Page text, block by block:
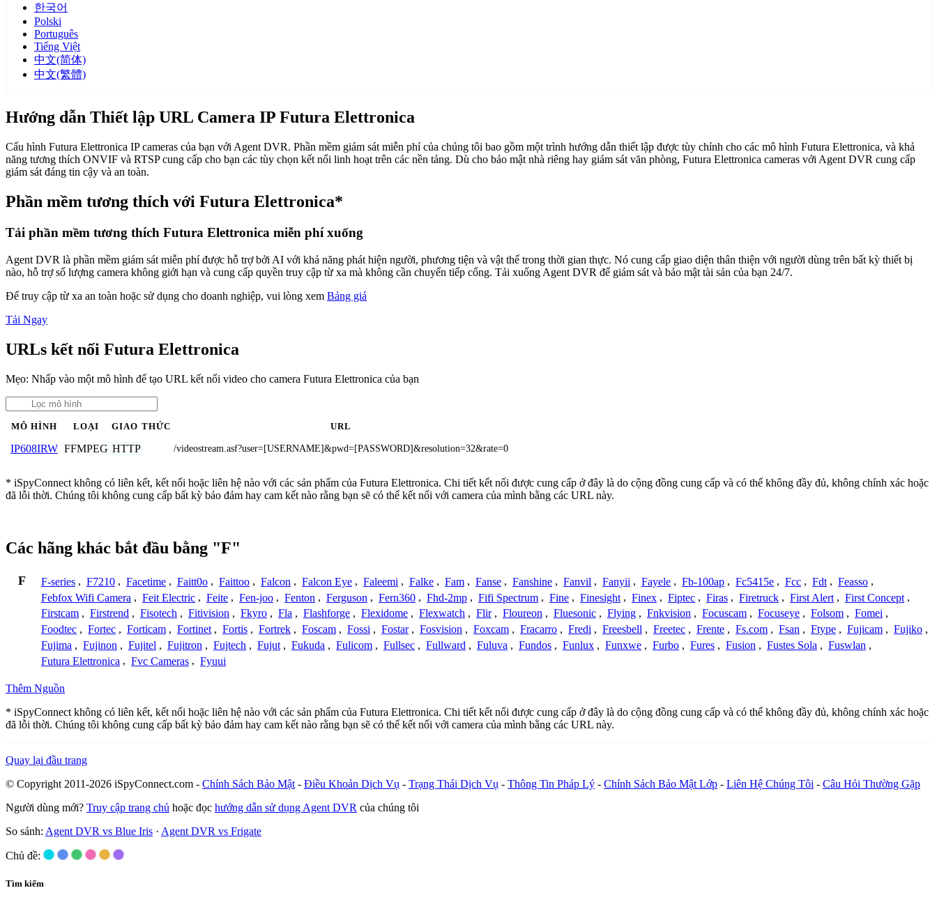
한국어
Polski
Português
Tiếng Việt
中文(简体)
中文(繁體)
Hướng dẫn Thiết lập URL Camera IP Futura Elettronica
Cấu hình Futura Elettronica IP cameras của bạn với Agent DVR. Phần mềm giám sát miễn phí của chúng tôi bao gồm một trình hướng dẫn thiết lập được tùy chỉnh cho các mô hình Futura Elettronica, và khả
năng tương thích ONVIF và RTSP cung cấp cho bạn các tùy chọn kết nối linh hoạt trên các nền tảng. Dù cho bảo mật nhà riêng hay giám sát văn phòng, Futura Elettronica cameras với Agent DVR cung cấp
giám sát đáng tin cậy và an toàn.
Phần mềm tương thích với Futura Elettronica*
Tải phần mềm tương thích Futura Elettronica miễn phí xuống
Agent DVR là phần mềm giám sát miễn phí được hỗ trợ bởi AI với khả năng phát hiện người, phương tiện và vật thể trong thời gian thực. Nó cung cấp giao diện thân thiện với người dùng trên bất kỳ thiết bị
nào, hỗ trợ số lượng camera không giới hạn và cung cấp quyền truy cập từ xa mà không cần chuyển tiếp cổng. Tải xuống Agent DVR để giám sát và bảo mật tài sản của bạn 24/7.
Để truy cập từ xa an toàn hoặc sử dụng cho doanh nghiệp, vui lòng xem Bảng giá
Tải Ngay
URLs kết nối Futura Elettronica
Mẹo: Nhấp vào một mô hình để tạo URL kết nối video cho camera Futura Elettronica của bạn
MÔ HÌNH LOẠI GIAO THỨC URL
IP608IRW FFMPEG HTTP /videostream.asf?user=[USERNAME]&pwd=[PASSWORD]&resolution=32&rate=0
* iSpyConnect không có liên kết, kết nối hoặc liên hệ nào với các sản phẩm của Futura Elettronica. Chi tiết kết nối được cung cấp ở đây là do cộng đồng cung cấp và có thể không đầy đủ, không chính xác hoặc
đã lỗi thời. Chúng tôi không cung cấp bất kỳ bảo đảm hay cam kết nào rằng bạn sẽ có thể kết nối với camera của mình bằng các URL này.
Các hãng khác bắt đầu bằng "F"
F F-series , F7210 , Facetime , Faitt0o , Faittoo , Falcon , Falcon Eye , Faleemi , Falke , Fam , Fanse , Fanshine , Fanvil , Fanyii , Fayele , Fb-100ap , Fc5415e , Fcc , Fdt , Feasso ,
Febfox Wifi Camera , Feit Electric , Feite , Fen-joo , Fenton , Ferguson , Fern360 , Fhd-2mp , Fifi Spectrum , Fine , Finesight , Finex , Fiptec , Firas , Firetruck , First Alert , First Concept ,
Firstcam , Firstrend , Fisotech , Fitivision , Fkyro , Fla , Flashforge , Flexidome , Flexwatch , Flir , Floureon , Fluesonic , Flying , Fnkvision , Focuscam , Focuseye , Folsom , Fomei ,
Foodtec , Fortec , Forticam , Fortinet , Fortis , Fortrek , Foscam , Fossi , Fostar , Fosvision , Foxcam , Fracarro , Fredi , Freesbell , Freetec , Frente , Fs.com , Fsan , Ftype , Fujicam , Fujiko ,
Fujima , Fujinon , Fujitel , Fujitron , Fujtech , Fujut , Fukuda , Fulicom , Fullsec , Fullward , Fuluva , Fundos , Funlux , Funxwe , Furbo , Fures , Fusion , Fustes Sola , Fuswlan ,
Futura Elettronica , Fvc Cameras , Fyuui
Thêm Nguồn
* iSpyConnect không có liên kết, kết nối hoặc liên hệ nào với các sản phẩm của Futura Elettronica. Chi tiết kết nối được cung cấp ở đây là do cộng đồng cung cấp và có thể không đầy đủ, không chính xác hoặc
đã lỗi thời. Chúng tôi không cung cấp bất kỳ bảo đảm hay cam kết nào rằng bạn sẽ có thể kết nối với camera của mình bằng các URL này.
Quay lại đầu trang
© Copyright 2011-2026 iSpyConnect.com - Chính Sách Bảo Mật - Điều Khoản Dịch Vụ - Trạng Thái Dịch Vụ - Thông Tin Pháp Lý - Chính Sách Bảo Mật Lớp - Liên Hệ Chúng Tôi - Câu Hỏi Thường Gặp
Người dùng mới? Truy cập trang chủ hoặc đọc hướng dẫn sử dụng Agent DVR của chúng tôi
So sánh: Agent DVR vs Blue Iris · Agent DVR vs Frigate
Chủ đề:
Tìm kiếm